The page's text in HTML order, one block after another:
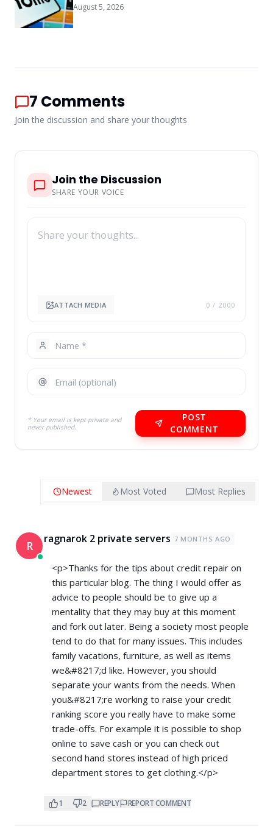
August 5, 2026
7 Comments
Join the discussion and share your thoughts
Join the Discussion
SHARE YOUR VOICE
ATTACH MEDIA 0 / 2000
* Your email is kept private and
never published.
POST
COMMENT
Newest Most Voted Most Replies
R ragnarok 2 private servers 7 MONTHS AGO
<p>Thanks for the tips about credit repair on
this particular blog. The thing I would offer as
advice to people should be to give up a
mentality that they may buy at this moment
and fork out later. Being a society most people
tend to do that for many issues. This includes
family vacations, furniture, as well as items
we&#8217;d like. However, you should
separate your wants from the needs. When
you&#8217;re working to raise your credit
ranking score you really have to make some
trade-offs. For example it is possible to shop
online to save cash or you can check out
second hand stores instead of high priced
department stores to get clothing.</p>
1 2 REPLY REPORT COMMENT